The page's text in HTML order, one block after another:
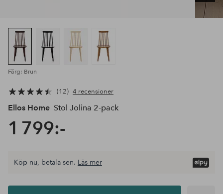
Färg: Brun
12 4 recensioner
Ellos Home Stol Jolina 2-pack
1 799:-
Lägg i
Köp nu, betala sen. Läs mer